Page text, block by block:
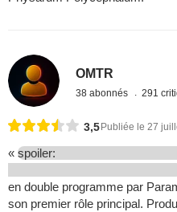
OMTR
38 abonnés 291
3,5Publiée le 27
« spoiler:
en double programme par
son premier rôle principal.